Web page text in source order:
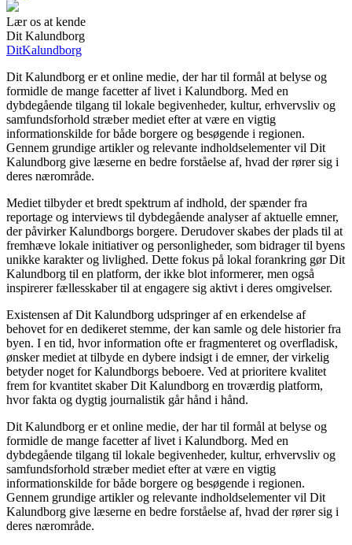
Lær os at kende
Dit Kalundborg
DitKalundborg
Dit Kalundborg er et online medie, der har til formål at belyse og
formidle de mange facetter af livet i Kalundborg. Med en
dybdegående tilgang til lokale begivenheder, kultur, erhvervsliv og
samfundsforhold stræber mediet efter at være en vigtig
informationskilde for både borgere og besøgende i regionen.
Gennem grundige artikler og relevante indholdselementer vil Dit
Kalundborg give læserne en bedre forståelse af, hvad der rører sig i
deres nærområde.
Mediet tilbyder et bredt spektrum af indhold, der spænder fra
reportage og interviews til dybdegående analyser af aktuelle emner,
der påvirker Kalundborgs borgere. Derudover skabes der plads til at
fremhæve lokale initiativer og personligheder, som bidrager til byens
unikke karakter og livlighed. Dette fokus på lokal forankring gør Dit
Kalundborg til en platform, der ikke blot informerer, men også
inspirerer fællesskaber til at engagere sig aktivt i deres omgivelser.
Existensen af Dit Kalundborg udspringer af en erkendelse af
behovet for en dedikeret stemme, der kan samle og dele historier fra
byen. I en tid, hvor information ofte er fragmenteret og overfladisk,
ønsker mediet at tilbyde en dybere indsigt i de emner, der virkelig
betyder noget for Kalundborgs beboere. Ved at prioritere kvalitet
frem for kvantitet skaber Dit Kalundborg en troværdig platform,
hvor fakta og dygtig journalistik går hånd i hånd.
Dit Kalundborg er et online medie, der har til formål at belyse og
formidle de mange facetter af livet i Kalundborg. Med en
dybdegående tilgang til lokale begivenheder, kultur, erhvervsliv og
samfundsforhold stræber mediet efter at være en vigtig
informationskilde for både borgere og besøgende i regionen.
Gennem grundige artikler og relevante indholdselementer vil Dit
Kalundborg give læserne en bedre forståelse af, hvad der rører sig i
deres nærområde.